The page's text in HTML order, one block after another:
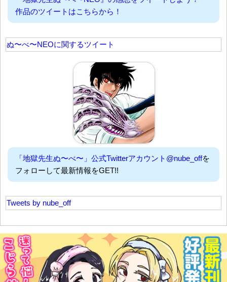
作品のツイートはこちらから！
ぬ〜べ〜NEOに関するツイート
「地獄先生ぬ〜べ〜」公式Twitterアカウント@nube_offを
フォローして最新情報をGET!!
Tweets by nube_off